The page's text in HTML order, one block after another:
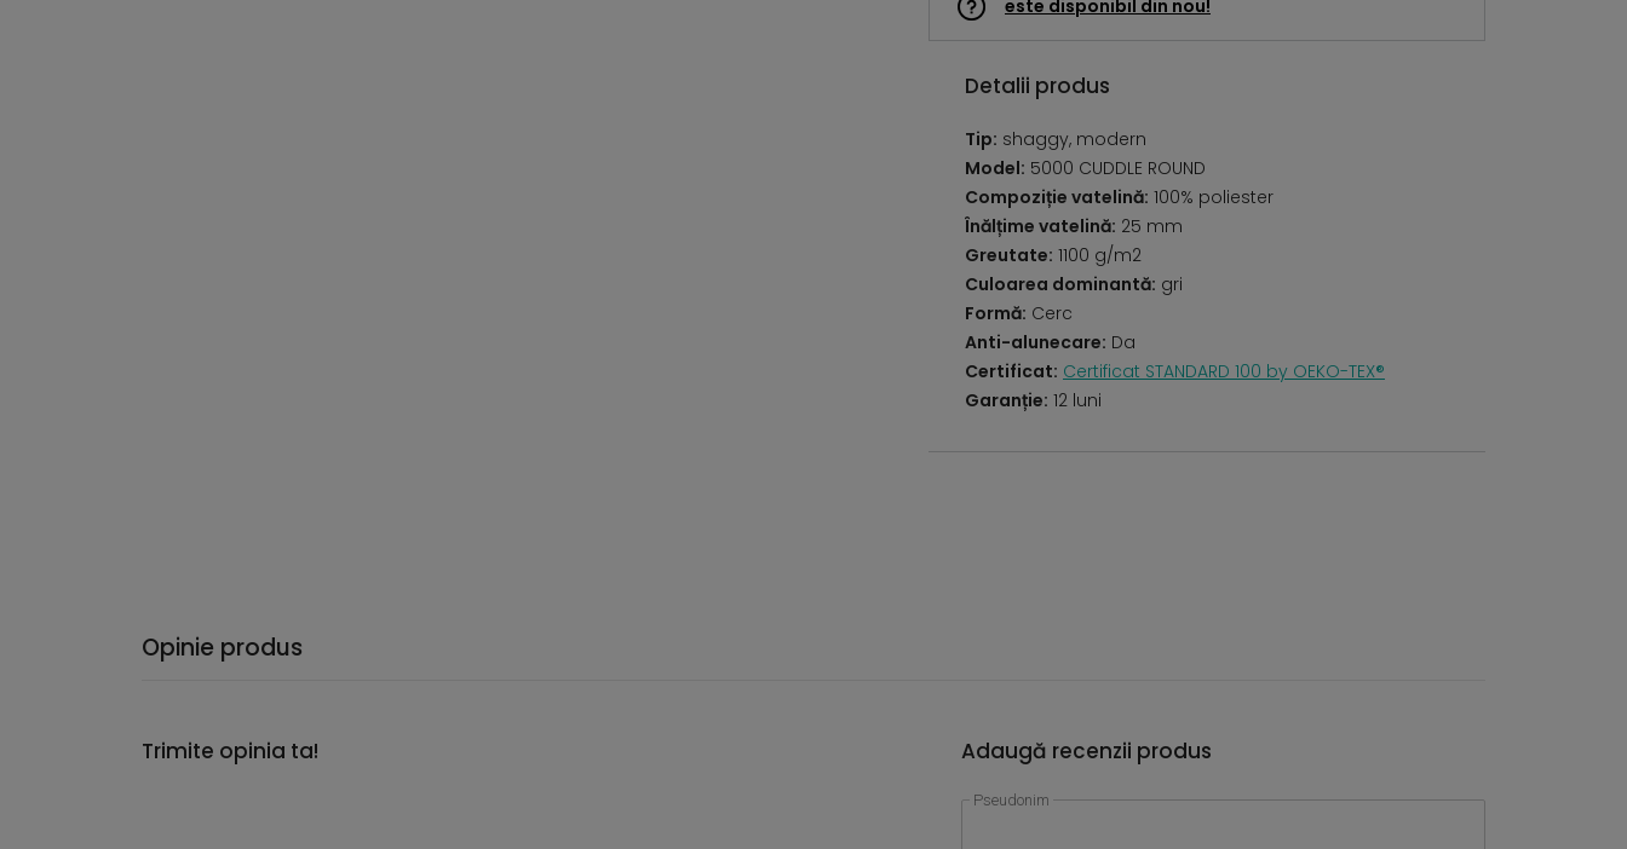
este disponibil din nou!
Detalii produs
Tip: shaggy, modern
Model: 5000 CUDDLE ROUND
Compoziție vatelină: 100% poliester
Înălțime vatelină: 25 mm
Greutate: 1100 g/m2
Culoarea dominantă: gri
Formă: Cerc
Anti-alunecare: Da
Certificat: Certificat STANDARD 100 by OEKO-TEX®
Garanție: 12 luni
Opinie produs
Trimite opinia ta! Adaugă recenzii produs
Pseudonim